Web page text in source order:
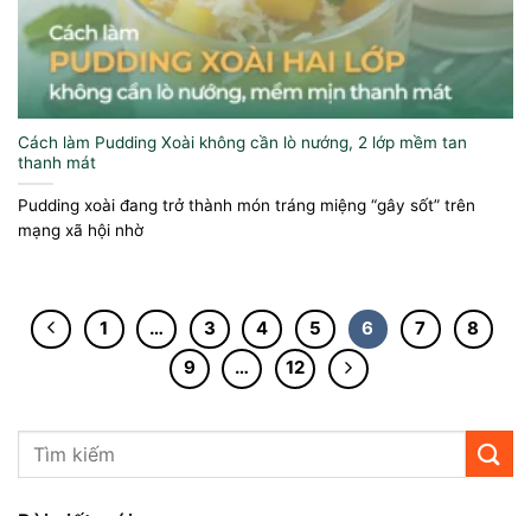
Cách làm Pudding Xoài không cần lò nướng, 2 lớp mềm tan
thanh mát
Pudding xoài đang trở thành món tráng miệng “gây sốt” trên
mạng xã hội nhờ
1 … 3 4 5 6 7
8
9
… 12